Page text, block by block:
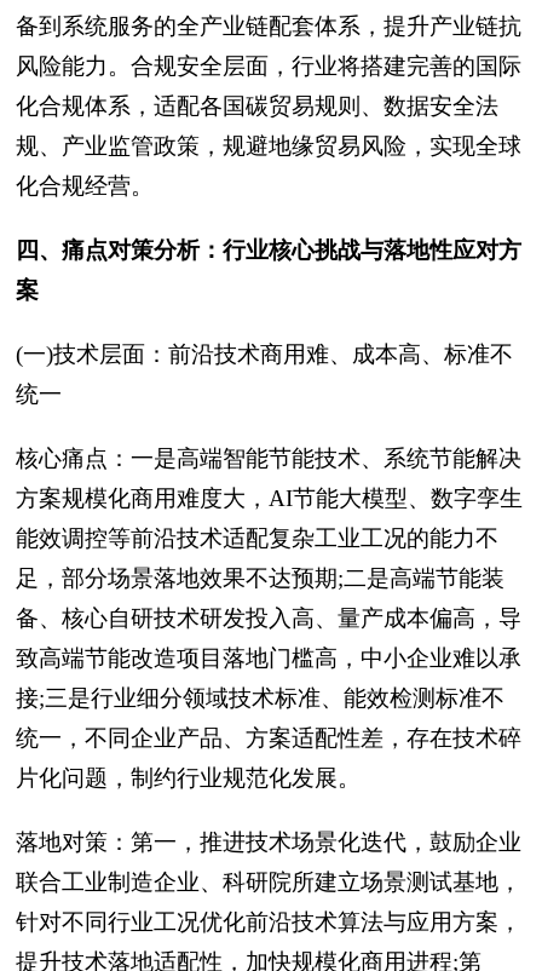
备到系统服务的全产业链配套体系，提升产业链抗
风险能力。合规安全层面，行业将搭建完善的国际
化合规体系，适配各国碳贸易规则、数据安全法
规、产业监管政策，规避地缘贸易风险，实现全球
化合规经营。
四、痛点对策分析：行业核心挑战与落地性应对方
案
(一)技术层面：前沿技术商用难、成本高、标准不
统一
核心痛点：一是高端智能节能技术、系统节能解决
方案规模化商用难度大，AI节能大模型、数字孪生
能效调控等前沿技术适配复杂工业工况的能力不
足，部分场景落地效果不达预期;二是高端节能装
备、核心自研技术研发投入高、量产成本偏高，导
致高端节能改造项目落地门槛高，中小企业难以承
接;三是行业细分领域技术标准、能效检测标准不
统一，不同企业产品、方案适配性差，存在技术碎
片化问题，制约行业规范化发展。
落地对策：第一，推进技术场景化迭代，鼓励企业
联合工业制造企业、科研院所建立场景测试基地，
针对不同行业工况优化前沿技术算法与应用方案，
提升技术落地适配性，加快规模化商用进程;第